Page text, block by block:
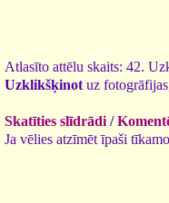
Atlasīto attēlu skaits: 42.
Uzklikšķinot uz
Skatīties slīdrādi /
Ja vēlies atzīmēt īpaši